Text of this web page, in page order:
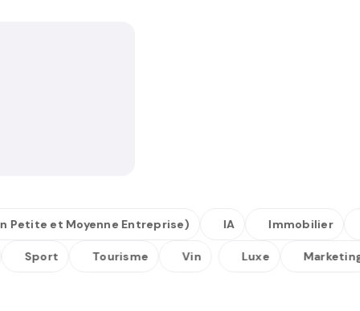
et Moyenne Entreprise) Immobilier
Sport Tourisme Vin Luxe